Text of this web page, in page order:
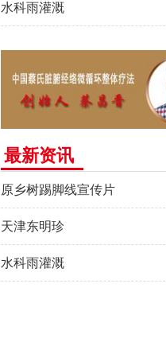
水科雨灌溉
最新资讯
原乡树踢脚线宣传片
天津东明珍
水科雨灌溉